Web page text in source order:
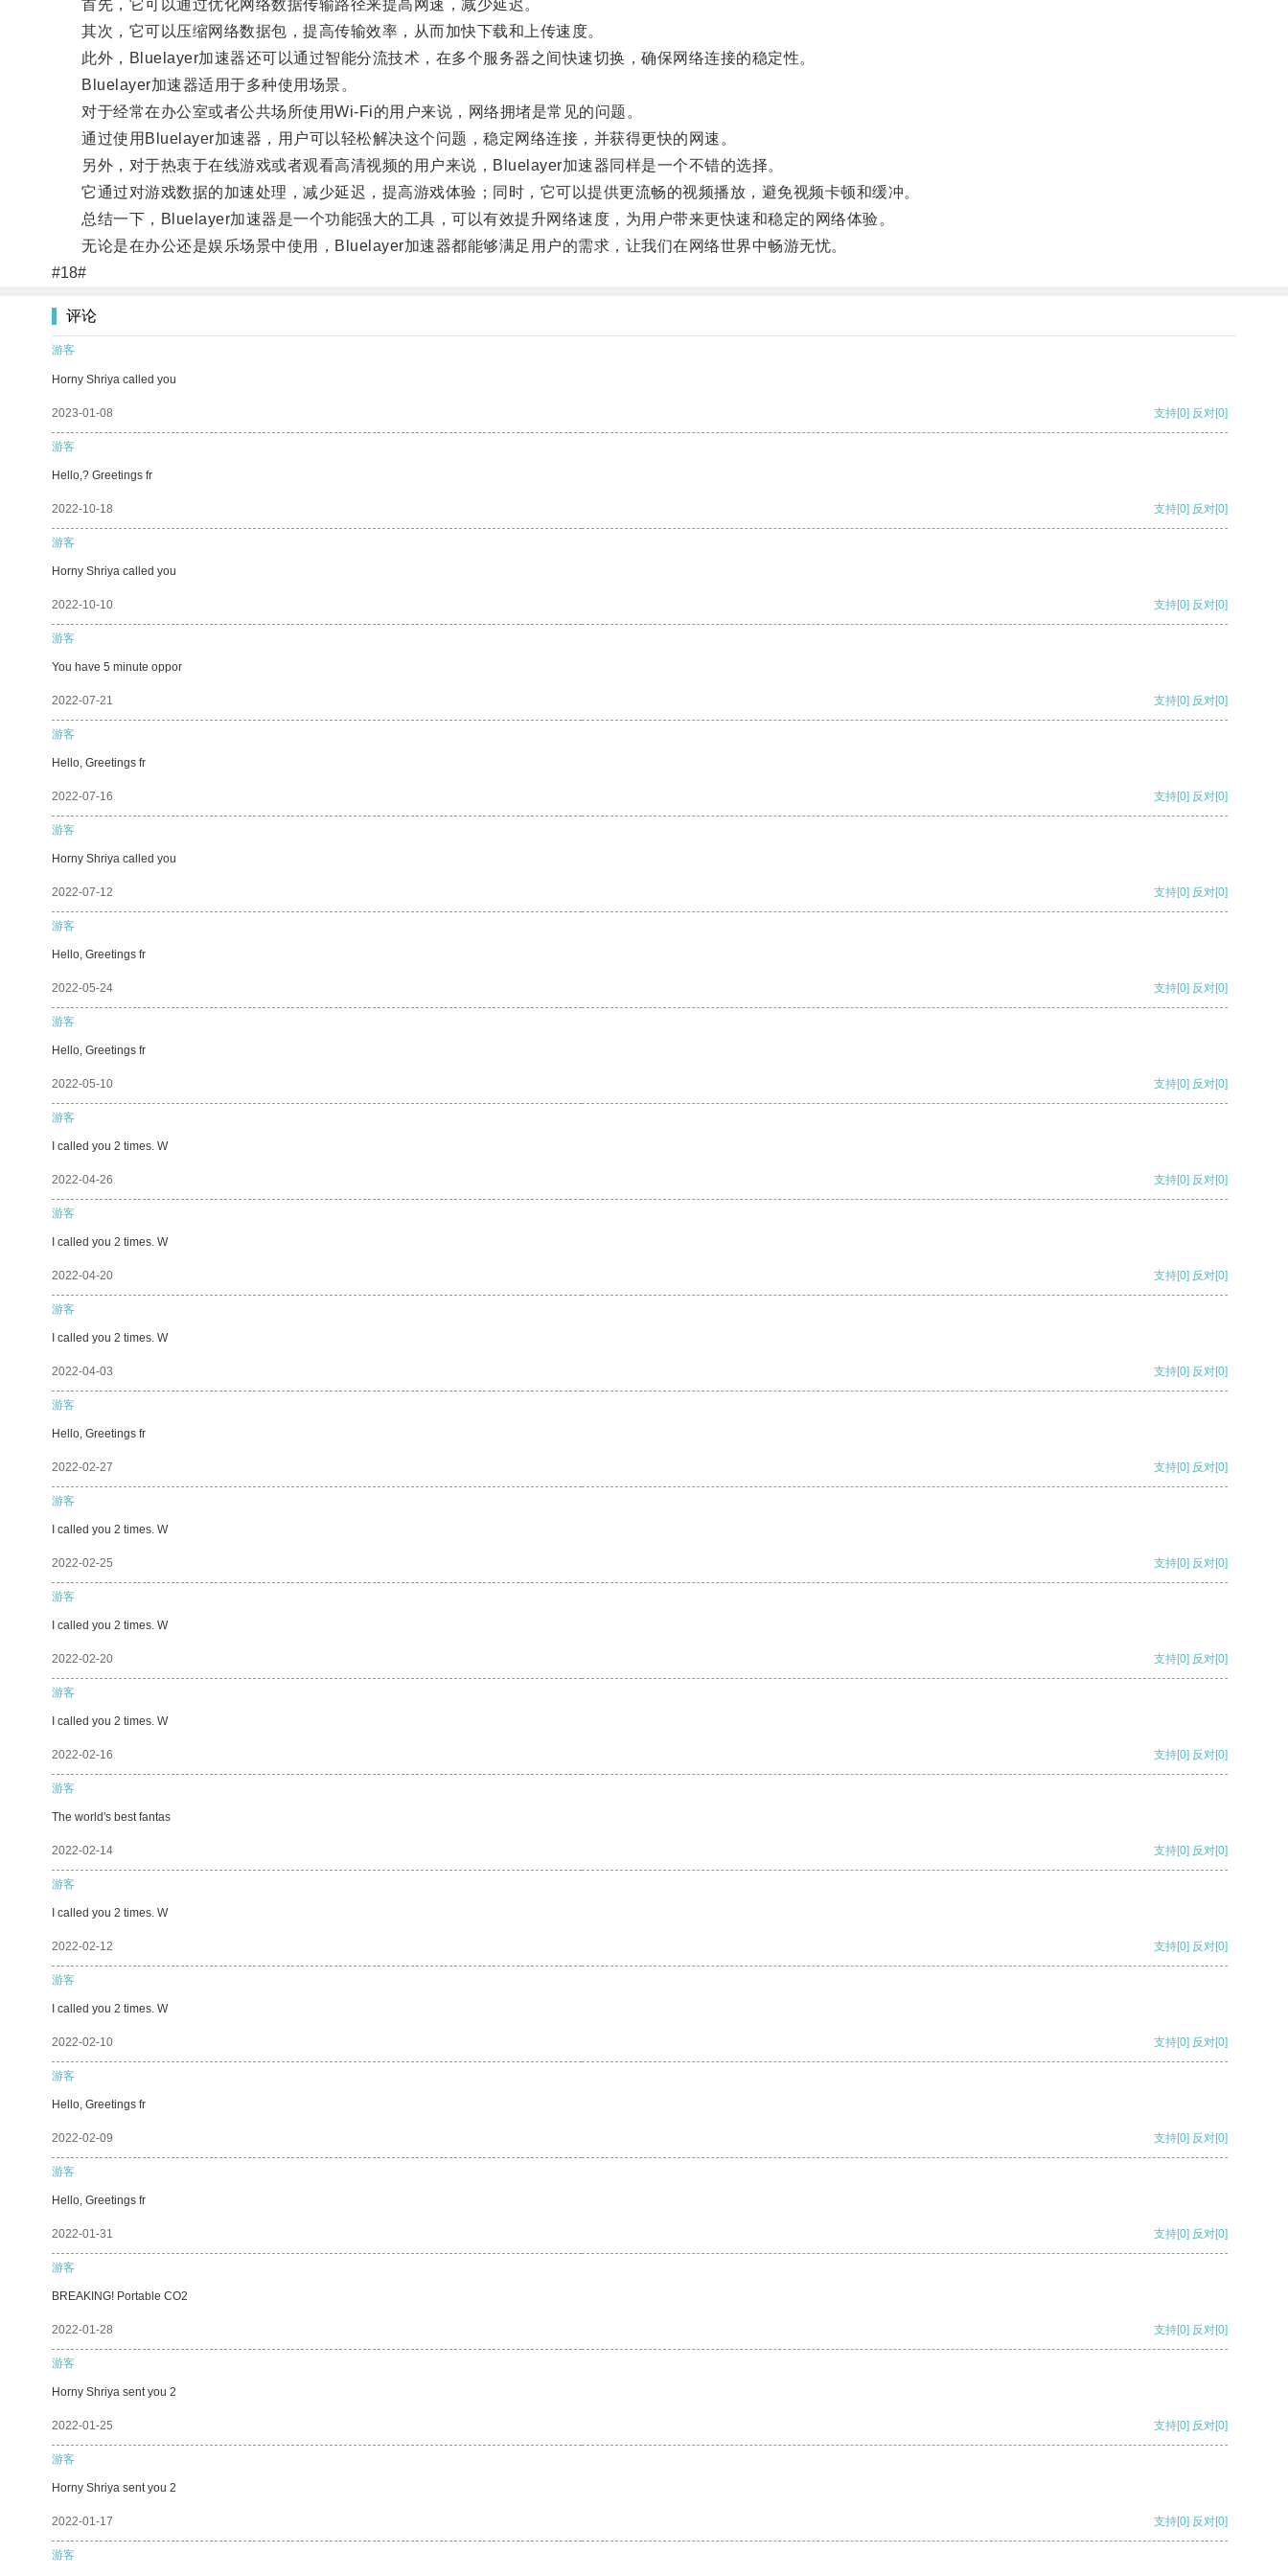
首先，它可以通过优化网络数据传输路径来提高网速，减少延迟。
其次，它可以压缩网络数据包，提高传输效率，从而加快下载和上传速度。
此外，Bluelayer加速器还可以通过智能分流技术，在多个服务器之间快速切换，确保网络连接的稳定性。
Bluelayer加速器适用于多种使用场景。
对于经常在办公室或者公共场所使用Wi-Fi的用户来说，网络拥堵是常见的问题。
通过使用Bluelayer加速器，用户可以轻松解决这个问题，稳定网络连接，并获得更快的网速。
另外，对于热衷于在线游戏或者观看高清视频的用户来说，Bluelayer加速器同样是一个不错的选择。
它通过对游戏数据的加速处理，减少延迟，提高游戏体验；同时，它可以提供更流畅的视频播放，避免视频卡顿和缓冲。
总结一下，Bluelayer加速器是一个功能强大的工具，可以有效提升网络速度，为用户带来更快速和稳定的网络体验。
无论是在办公还是娱乐场景中使用，Bluelayer加速器都能够满足用户的需求，让我们在网络世界中畅游无忧。
#18#
评论
游客
Horny Shriya called you
2023-01-08 支持[0] 反对[0]
游客
Hello,? Greetings fr
2022-10-18 支持[0] 反对[0]
游客
Horny Shriya called you
2022-10-10 支持[0] 反对[0]
游客
You have 5 minute oppor
2022-07-21 支持[0] 反对[0]
游客
Hello, Greetings fr
2022-07-16 支持[0] 反对[0]
游客
Horny Shriya called you
2022-07-12 支持[0] 反对[0]
游客
Hello, Greetings fr
2022-05-24 支持[0] 反对[0]
游客
Hello, Greetings fr
2022-05-10 支持[0] 反对[0]
游客
I called you 2 times. W
2022-04-26 支持[0] 反对[0]
游客
I called you 2 times. W
2022-04-20 支持[0] 反对[0]
游客
I called you 2 times. W
2022-04-03 支持[0] 反对[0]
游客
Hello, Greetings fr
2022-02-27 支持[0] 反对[0]
游客
I called you 2 times. W
2022-02-25 支持[0] 反对[0]
游客
I called you 2 times. W
2022-02-20 支持[0] 反对[0]
游客
I called you 2 times. W
2022-02-16 支持[0] 反对[0]
游客
The world's best fantas
2022-02-14 支持[0] 反对[0]
游客
I called you 2 times. W
2022-02-12 支持[0] 反对[0]
游客
I called you 2 times. W
2022-02-10 支持[0] 反对[0]
游客
Hello, Greetings fr
2022-02-09 支持[0] 反对[0]
游客
Hello, Greetings fr
2022-01-31 支持[0] 反对[0]
游客
BREAKING! Portable CO2
2022-01-28 支持[0] 反对[0]
游客
Horny Shriya sent you 2
2022-01-25 支持[0] 反对[0]
游客
Horny Shriya sent you 2
2022-01-17 支持[0] 反对[0]
游客